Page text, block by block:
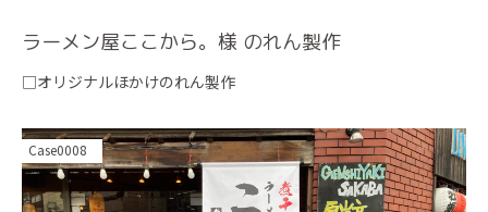
Case0008
ラーメン屋ここから。様 のれん製作
□オリジナルほかけのれん製作